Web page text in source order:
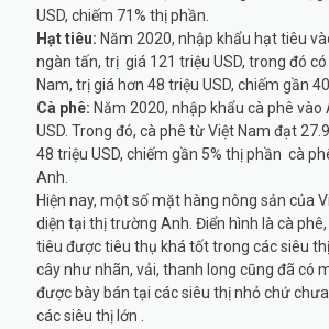
USD, chiếm 71% thị phần.
Hạt tiêu: Năm 2020, nhập khẩu hạt tiêu
ngàn tấn, trị giá 121 triệu USD, trong đó
Nam, trị giá hơn 48 triệu USD, chiếm gần
Cà phê: Năm 2020, nhập khẩu cà phê
USD. Trong đó, cà phê từ Việt Nam đạt
48 triệu USD, chiếm gần 5% thị phần cà
Anh.
Hiện nay, một số mặt hàng nông sản của
diện tại thị trường Anh. Điển hình là cà
tiêu được tiêu thụ khá tốt trong các siêu
cây như nhãn, vải, thanh long cũng đã có
được bày bán tại các siêu thị nhỏ chứ
các siêu thị lớn .